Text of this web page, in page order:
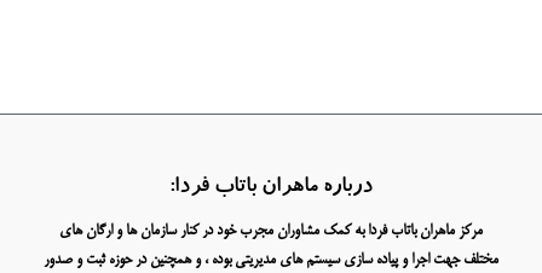
درباره ماهران باتاب فردا:
مرکز ماهران باتاب فردا به کمک مشاوران مجرب خود در کنار سازمان ها و ارگان های
مختلف جهت اجرا و پیاده سازی سیستم های مدیریتی بوده ، و همچنین در حوزه ثبت و صدور